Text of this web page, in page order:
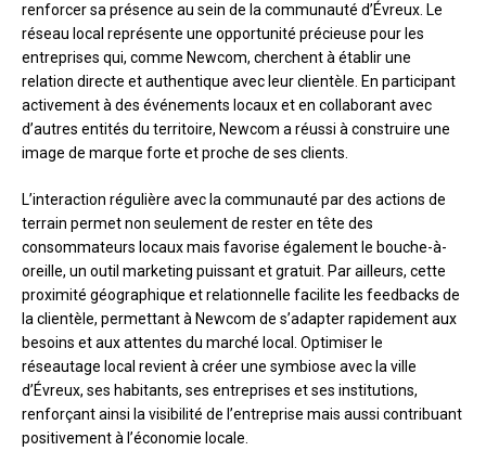
renforcer sa présence au sein de la communauté d’Évreux. Le
réseau local représente une opportunité précieuse pour les
entreprises qui, comme Newcom, cherchent à établir une
relation directe et authentique avec leur clientèle. En participant
activement à des événements locaux et en collaborant avec
d’autres entités du territoire, Newcom a réussi à construire une
image de marque forte et proche de ses clients.
L’interaction régulière avec la communauté par des actions de
terrain permet non seulement de rester en tête des
consommateurs locaux mais favorise également le bouche-à-
oreille, un outil marketing puissant et gratuit. Par ailleurs, cette
proximité géographique et relationnelle facilite les feedbacks de
la clientèle, permettant à Newcom de s’adapter rapidement aux
besoins et aux attentes du marché local. Optimiser le
réseautage local revient à créer une symbiose avec la ville
d’Évreux, ses habitants, ses entreprises et ses institutions,
renforçant ainsi la visibilité de l’entreprise mais aussi contribuant
positivement à l’économie locale.